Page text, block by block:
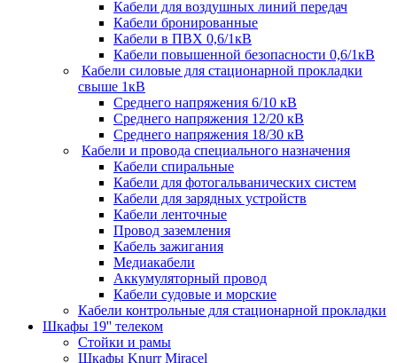
Кабели для воздушных линий передач
Кабели бронированные
Кабели в ПВХ 0,6/1кВ
Кабели повышенной безопасности 0,6/1кВ
Кабели силовые для стационарной прокладки
свыше 1кВ
Среднего напряжения 6/10 кВ
Среднего напряжения 12/20 кВ
Среднего напряжения 18/30 кВ
Кабели и провода специального назначения
Кабели спиральные
Кабели для фотогальванических систем
Кабели для зарядных устройств
Кабели ленточные
Провод заземления
Кабель зажигания
Медиакабели
Аккумуляторный провод
Кабели судовые и морские
Кабели контрольные для стационарной прокладки
Шкафы 19'' телеком
Стойки и рамы
Шкафы Knurr Miracel